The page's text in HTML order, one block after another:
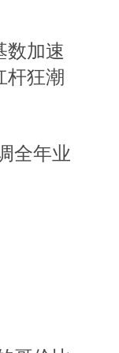
数加速
杆狂潮
全年业